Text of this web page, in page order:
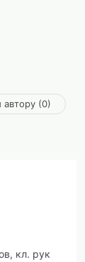
автору (0)
кл. рук